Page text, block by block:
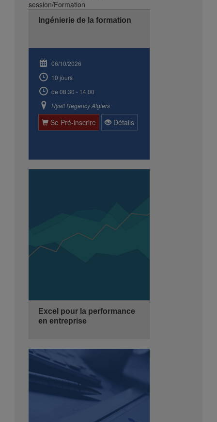
3 jours
de 08:30 - 14:00
Ingénierie de la formation
06/10/2026
10 jours
de 08:30 - 14:00
Hyatt Regency Algiers
Se Pré-inscrire Détails
Excel pour la performance
en entreprise
3 jours
de 08:30 - 14:00
Hyatt Regency Algiers
Détails